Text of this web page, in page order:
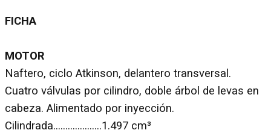
FICHA
MOTOR
Naftero, ciclo Atkinson, delantero transversal.
Cuatro válvulas por cilindro, doble árbol de levas en
cabeza. Alimentado por inyección.
Cilindrada………………..1.497 cm³